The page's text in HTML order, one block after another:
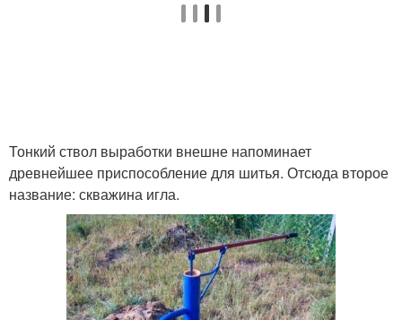
Тонкий ствол выработки внешне напоминает
древнейшее приспособление для шитья. Отсюда второе
название: скважина игла.